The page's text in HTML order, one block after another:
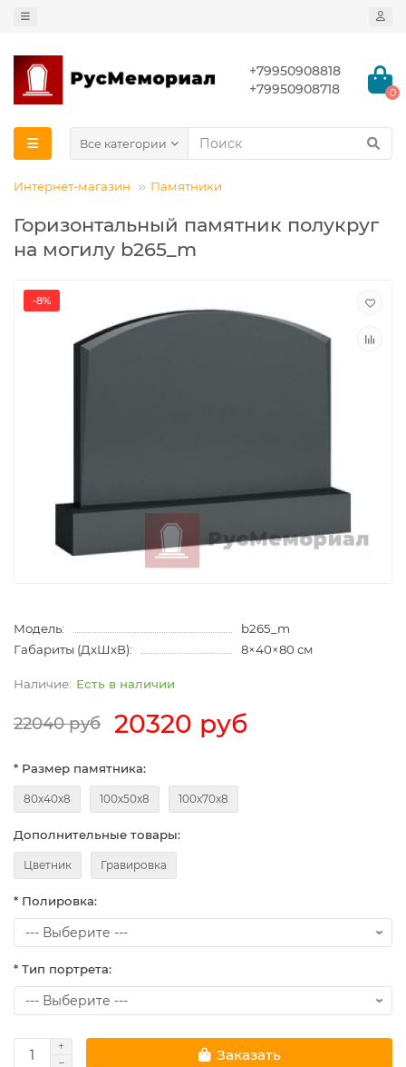
+79950908818
+79950908718
0
Все категории
Интернет-магазин Памятники
Горизонтальный памятник полукруг
на могилу b265_m
-8%
Модель:
b265_m
Габариты (ДхШхВ):
8×40×80 см
Есть в наличии
22040 руб 20320 руб
* Размер памятника:
80х40х8 100х50х8 100х70х8
Дополнительные товары:
Цветник Гравировка
* Полировка:
* Тип портрета:
Заказать